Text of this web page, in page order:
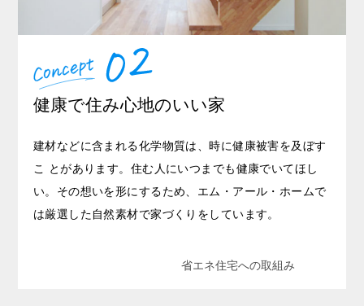
健康で住み心地のいい家
建材などに含まれる化学物質は、時に健康被害を及ぼす
こ とがあります。住む人にいつまでも健康でいてほし
い。その想いを形にするため、エム・アール・ホームで
は厳選した自然素材で家づくりをしています。
省エネ住宅への取組み